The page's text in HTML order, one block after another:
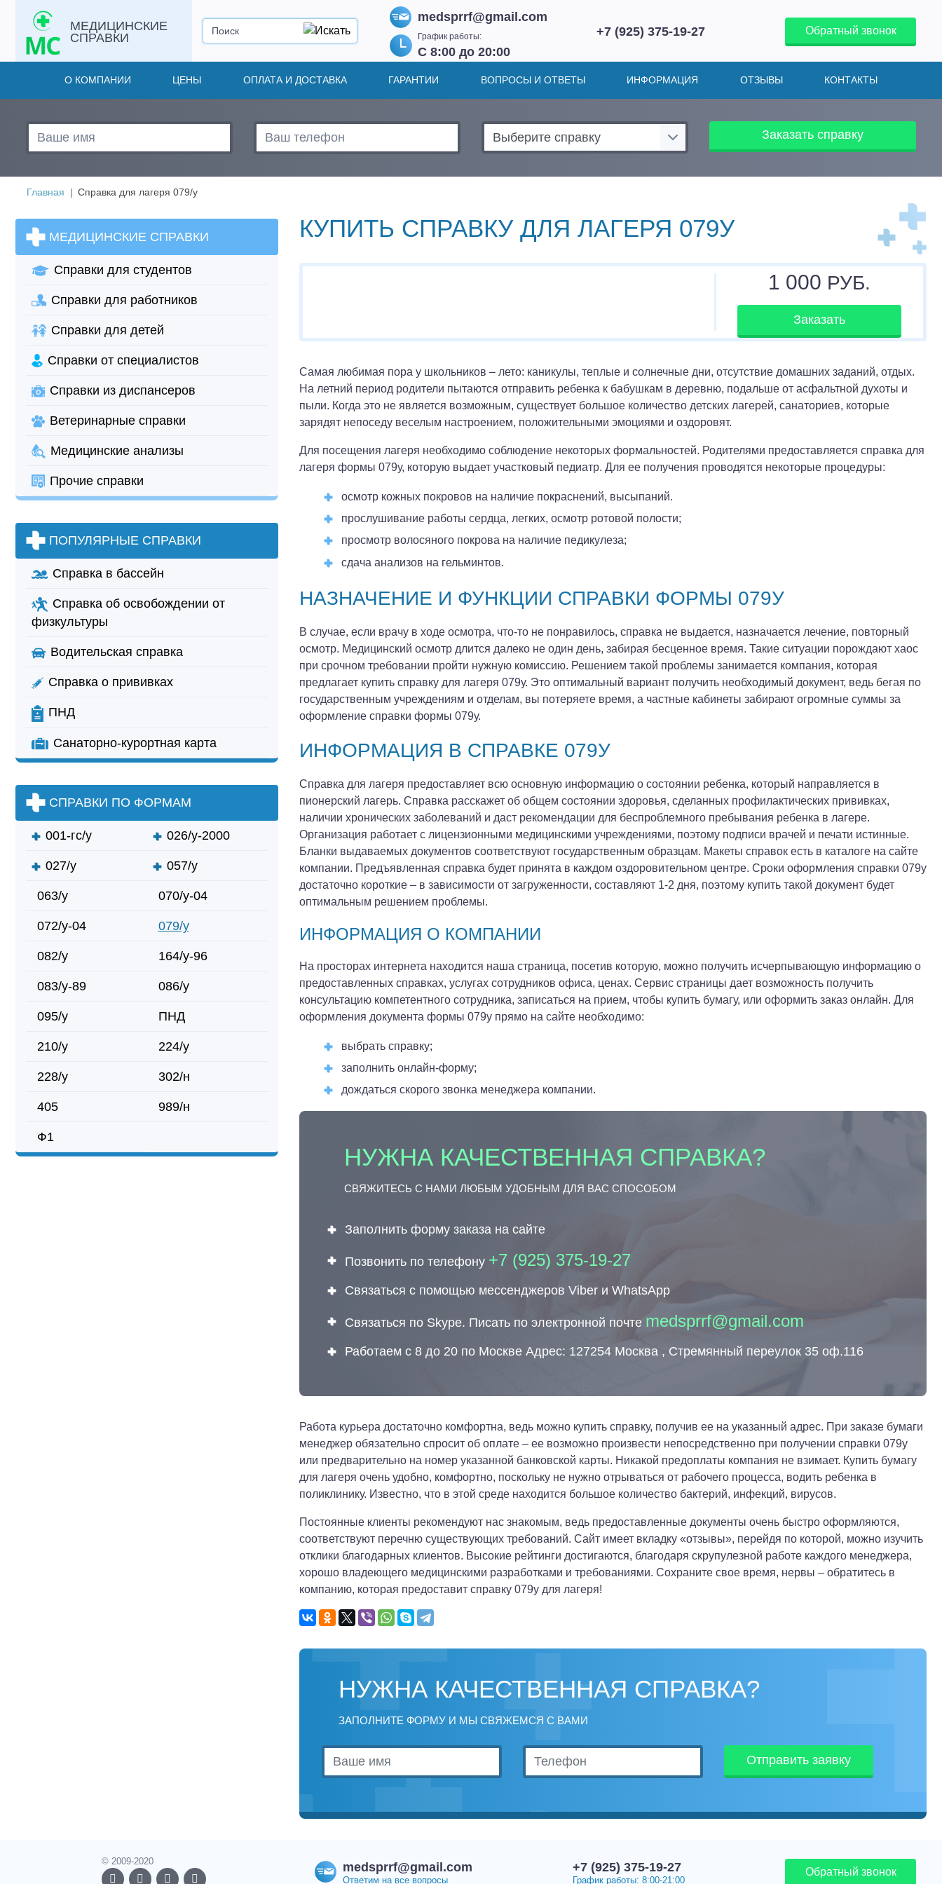
МЕДИЦИНСКИЕ
СПРАВКИ
medsprrf@gmail.com
График работы:
С 8:00 до 20:00
+7 (925) 375-19-27 Обратный звонок
О КОМПАНИИ ЦЕНЫ ОПЛАТА И ДОСТАВКА ГАРАНТИИ ВОПРОСЫ И ОТВЕТЫ ИНФОРМАЦИЯ ОТЗЫВЫ КОНТАКТЫ
Заказать справку
Главная Справка для лагеря 079/у
МЕДИЦИНСКИЕ СПРАВКИ
Справки для студентов
Справки для работников
Справки для детей
Справки от специалистов
Справки из диспансеров
Ветеринарные справки
Медицинские анализы
Прочие справки
ПОПУЛЯРНЫЕ СПРАВКИ
Справка в бассейн
Справка об освобождении от
физкультуры
Водительская справка
Справка о прививках
ПНД
Санаторно-курортная карта
СПРАВКИ ПО ФОРМАМ
001-гс/у 026/у-2000
027/у 057/у
063/у 070/у-04
072/у-04 079/у
082/у 164/у-96
083/у-89 086/у
095/у ПНД
210/у 224/у
228/у 302/н
405 989/н
Ф1
КУПИТЬ СПРАВКУ ДЛЯ ЛАГЕРЯ 079У
1 000 РУБ.
Заказать
Самая любимая пора у школьников – лето: каникулы, теплые и солнечные дни, отсутствие домашних заданий, отдых.
На летний период родители пытаются отправить ребенка к бабушкам в деревню, подальше от асфальтной духоты и
пыли. Когда это не является возможным, существует большое количество детских лагерей, санаториев, которые
зарядят непоседу веселым настроением, положительными эмоциями и оздоровят.
Для посещения лагеря необходимо соблюдение некоторых формальностей. Родителями предоставляется справка для
лагеря формы 079у, которую выдает участковый педиатр. Для ее получения проводятся некоторые процедуры:
осмотр кожных покровов на наличие покраснений, высыпаний.
прослушивание работы сердца, легких, осмотр ротовой полости;
просмотр волосяного покрова на наличие педикулеза;
сдача анализов на гельминтов.
НАЗНАЧЕНИЕ И ФУНКЦИИ СПРАВКИ ФОРМЫ 079У
В случае, если врачу в ходе осмотра, что-то не понравилось, справка не выдается, назначается лечение, повторный
осмотр. Медицинский осмотр длится далеко не один день, забирая бесценное время. Такие ситуации порождают хаос
при срочном требовании пройти нужную комиссию. Решением такой проблемы занимается компания, которая
предлагает купить справку для лагеря 079у. Это оптимальный вариант получить необходимый документ, ведь бегая по
государственным учреждениям и отделам, вы потеряете время, а частные кабинеты забирают огромные суммы за
оформление справки формы 079у.
ИНФОРМАЦИЯ В СПРАВКЕ 079У
Справка для лагеря предоставляет всю основную информацию о состоянии ребенка, который направляется в
пионерский лагерь. Справка расскажет об общем состоянии здоровья, сделанных профилактических прививках,
наличии хронических заболеваний и даст рекомендации для беспроблемного пребывания ребенка в лагере.
Организация работает с лицензионными медицинскими учреждениями, поэтому подписи врачей и печати истинные.
Бланки выдаваемых документов соответствуют государственным образцам. Макеты справок есть в каталоге на сайте
компании. Предъявленная справка будет принята в каждом оздоровительном центре. Сроки оформления справки 079у
достаточно короткие – в зависимости от загруженности, составляют 1-2 дня, поэтому купить такой документ будет
оптимальным решением проблемы.
ИНФОРМАЦИЯ О КОМПАНИИ
На просторах интернета находится наша страница, посетив которую, можно получить исчерпывающую информацию о
предоставленных справках, услугах сотрудников офиса, ценах. Сервис страницы дает возможность получить
консультацию компетентного сотрудника, записаться на прием, чтобы купить бумагу, или оформить заказ онлайн. Для
оформления документа формы 079у прямо на сайте необходимо:
выбрать справку;
заполнить онлайн-форму;
дождаться скорого звонка менеджера компании.
НУЖНА КАЧЕСТВЕННАЯ СПРАВКА?
СВЯЖИТЕСЬ С НАМИ ЛЮБЫМ УДОБНЫМ ДЛЯ ВАС СПОСОБОМ
Заполнить форму заказа на сайте
Позвонить по телефону +7 (925) 375-19-27
Связаться с помощью мессенджеров Viber и WhatsApp
Связаться по Skype. Писать по электронной почте medsprrf@gmail.com
Работаем с 8 до 20 по Москве Адрес: 127254 Москва , Стремянный переулок 35 оф.116
Работа курьера достаточно комфортна, ведь можно купить справку, получив ее на указанный адрес. При заказе бумаги
менеджер обязательно спросит об оплате – ее возможно произвести непосредственно при получении справки 079у
или предварительно на номер указанной банковской карты. Никакой предоплаты компания не взимает. Купить бумагу
для лагеря очень удобно, комфортно, поскольку не нужно отрываться от рабочего процесса, водить ребенка в
поликлинику. Известно, что в этой среде находится большое количество бактерий, инфекций, вирусов.
Постоянные клиенты рекомендуют нас знакомым, ведь предоставленные документы очень быстро оформляются,
соответствуют перечню существующих требований. Сайт имеет вкладку «отзывы», перейдя по которой, можно изучить
отклики благодарных клиентов. Высокие рейтинги достигаются, благодаря скрупулезной работе каждого менеджера,
хорошо владеющего медицинскими разработками и требованиями. Сохраните свое время, нервы – обратитесь в
компанию, которая предоставит справку 079у для лагеря!
НУЖНА КАЧЕСТВЕННАЯ СПРАВКА?
ЗАПОЛНИТЕ ФОРМУ И МЫ СВЯЖЕМСЯ С ВАМИ
Отправить заявку
© 2009-2020 medsprrf@gmail.com
Ответим на все вопросы
+7 (925) 375-19-27
График работы: 8:00-21:00
Обратный звонок